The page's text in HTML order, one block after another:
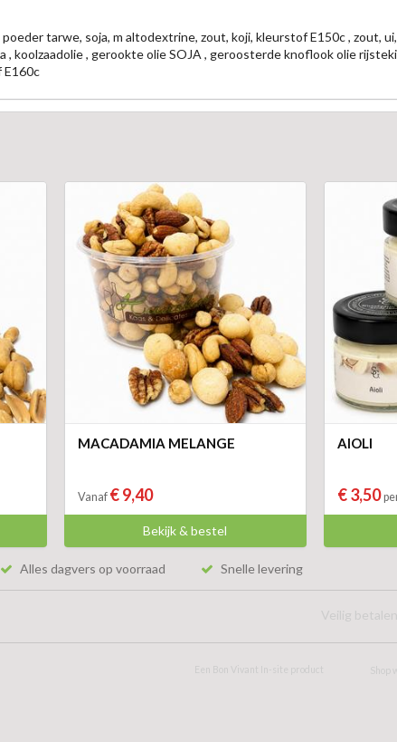
tarwe, soja, m altodextrine, zout, koji, kleurstof E150c , zout,
, koolzaadolie , gerookte olie SOJA , geroosterde knoflook olie
E160c
MACADAMIA MELANGE
Vanaf € 9,40
Bekijk & bestel
AIOLI
€ 3,50
Alles dagvers op voorraad Snelle levering
Veilig betalen:
Een Bon Vivant In-site product Shop